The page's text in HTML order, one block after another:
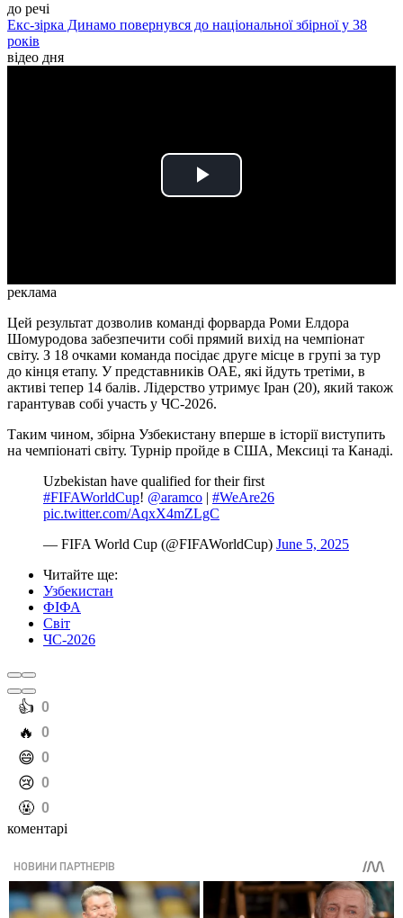
до речі
Екс-зірка Динамо повернувся до національної збірної у 38
років
відео дня
Play
реклама
Цей результат дозволив команді форварда Роми Елдора
Шомуродова забезпечити собі прямий вихід на чемпіонат
світу. З 18 очками команда посідає друге місце в групі за тур
до кінця етапу. У представників ОАЕ, які йдуть третіми, в
активі тепер 14 балів. Лідерство утримує Іран (20), який також
гарантував собі участь у ЧС-2026.
Таким чином, збірна Узбекистану вперше в історії виступить
на чемпіонаті світу. Турнір пройде в США, Мексиці та Канаді.
Uzbekistan have qualified for their first
#FIFAWorldCup! @aramco | #WeAre26
pic.twitter.com/AqxX4mZLgC
— FIFA World Cup (@FIFAWorldCup) June 5, 2025
Читайте ще:
Узбекистан
ФІФА
Світ
ЧС-2026
️👍 0
️🔥 0
️😄 0
️😢 0
️🤬 0
коментарі